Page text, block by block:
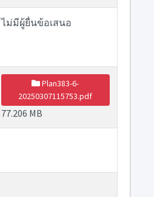
ไม่มีผู้ยื่นข้อเสนอ
Plan383-6-
20250307115753.pdf
77.206 MB